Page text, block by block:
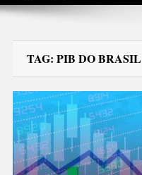
TAG: PIB DO BRASIL